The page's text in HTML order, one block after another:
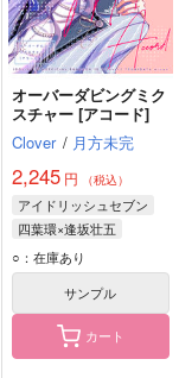
オーバーダビングミク
スチャー [アコード]
Clover / 月方未完
2,245円 （税込）
アイドリッシュセブン
四葉環×逢坂壮五
四葉環
逢坂壮五
○：在庫あり
サンプル
カート